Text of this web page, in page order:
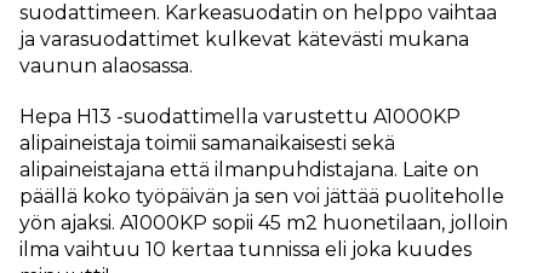
suodattimeen. Karkeasuodatin on helppo vaihtaa
ja varasuodattimet kulkevat kätevästi mukana
vaunun alaosassa.
Hepa H13 -suodattimella varustettu A1000KP
alipaineistaja toimii samanaikaisesti sekä
alipaineistajana että ilmanpuhdistajana. Laite on
päällä koko työpäivän ja sen voi jättää puoliteholle
yön ajaksi. A1000KP sopii 45 m2 huonetilaan, jolloin
ilma vaihtuu 10 kertaa tunnissa eli joka kuudes